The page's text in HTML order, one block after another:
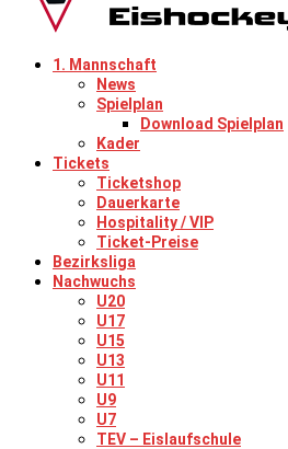
1. Mannschaft
News
Spielplan
Download Spielplan
Kader
Tickets
Ticketshop
Dauerkarte
Hospitality / VIP
Ticket-Preise
Bezirksliga
Nachwuchs
U20
U17
U15
U13
U11
U9
U7
TEV – Eislaufschule